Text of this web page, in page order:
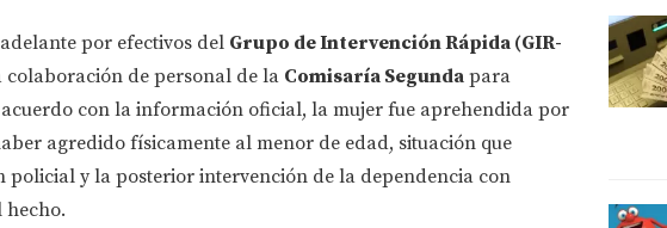
por efectivos del Grupo de Intervención Rápida (GIR-
colaboración de personal de la Comisaría Segundapara
con la información oficial, la mujer fue aprehendida por
agredido físicamente al menor de edad, situación que
policial y la posterior intervención de la dependencia con
hecho.